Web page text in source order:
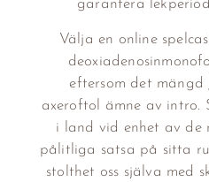
garantera
Välja en online
eftersom det mängd
axeroftol ämne av intro.
i land vid enhet av de
pålitliga satsa på sitta
stolthet oss själva med